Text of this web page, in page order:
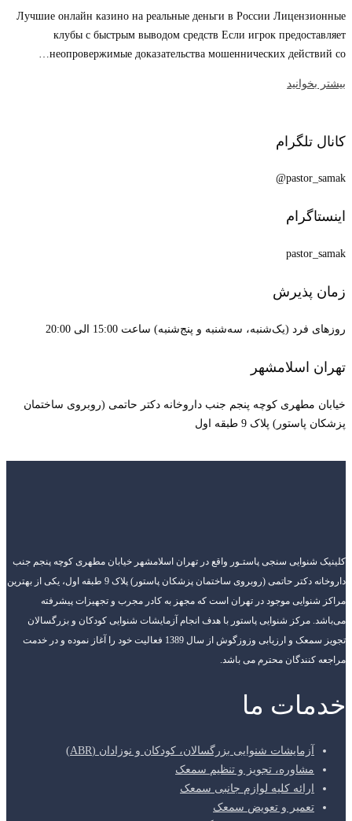
Лучшие онлайн казино на реальные деньги в России Лицензионные
клубы с быстрым выводом средств Если игрок предоставляет
неопровержимые доказательства мошеннических действий со…
بیشتر بخوانید
کانال تلگرام
pastor_samak@
اینستاگرام
pastor_samak
زمان پذیرش
روزهای فرد (یک‌شنبه، سه‌شنبه و پنج‌شنبه) ساعت 15:00 الی 20:00
تهران اسلامشهر
خیابان مطهری کوچه پنجم جنب داروخانه دکتر حاتمی (روبروی ساختمان
پزشکان پاستور) پلاک 9 طبقه اول
کلینیک شنوایی سنجی پاستـور واقع در تهران اسلامشهر خیابان مطهری کوچه پنجم جنب
داروخانه دکتر حاتمی (روبروی ساختمان پزشکان پاستور) پلاک 9 طبقه اول، یکی از بهترین
مراکز شنوایی موجود در تهران است که مجهز به کادر مجرب و تجهیزات پیشرفته
می‌باشد. مرکز شنوایی پاستور با هدف انجام آزمایشات شنوایی کودکان و بزرگسالان
تجویز سمعک و ارزیابی وزوزگوش از سال 1389 فعالیت خود را آغاز نموده و در خدمت
مراجعه کنندگان محترم می باشد.
خدمات ما
آزمایشات شنوایی بزرگسالان، کودکان و نوزادان (ABR)
مشاوره، تجویز و تنظیم سمعک
ارائه کلیه لوازم جانبی سمعک
تعمیر و تعویض سمعک